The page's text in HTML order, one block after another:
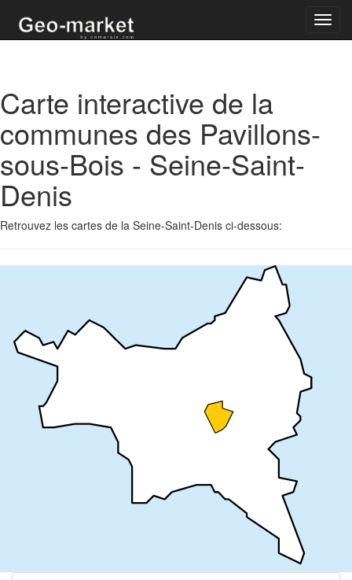
Carte interactive de la
communes des Pavillons-
sous-Bois - Seine-Saint-
Denis
Retrouvez les cartes de la Seine-Saint-Denis ci-dessous: